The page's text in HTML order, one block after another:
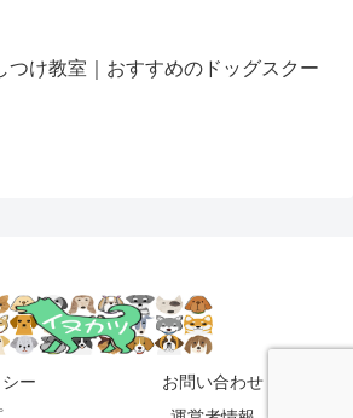
つけ教室｜おすすめのドッグスクー
ー
お問い合わせ